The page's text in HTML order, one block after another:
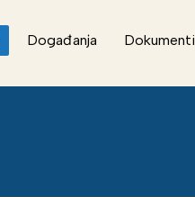
Događanja Dokumenti